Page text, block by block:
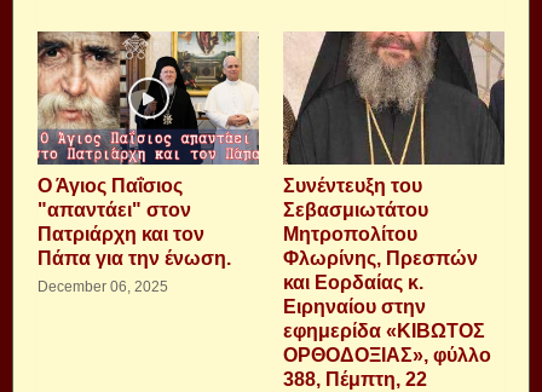
Ο Άγιος Παΐσιος
"απαντάει" στον
Πατριάρχη και τον
Πάπα για την ένωση.
December 06, 2025
Συνέντευξη του
Σεβασμιωτάτου
Μητροπολίτου
Φλωρίνης, Πρεσπών
και Εορδαίας κ.
Ειρηναίου στην
εφημερίδα «ΚΙΒΩΤΟΣ
ΟΡΘΟΔΟΞΙΑΣ», φύλλο
388, Πέμπτη, 22